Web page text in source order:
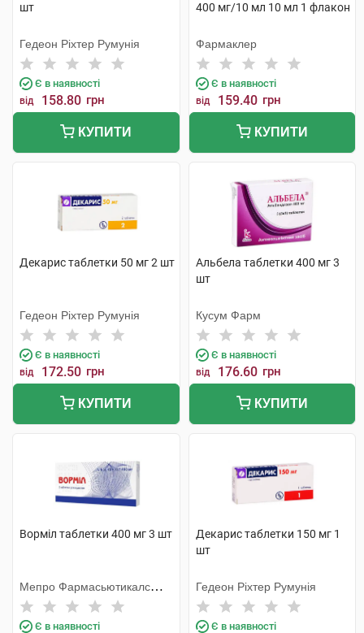
шт
Гедеон Ріхтер Румунія
Є в наявності
від 158.80 грн
КУПИТИ
400 мг/10 мл 10 мл 1 флакон
Фармаклер
Є в наявності
від 159.40 грн
КУПИТИ
Декарис таблетки 50 мг 2 шт
Гедеон Ріхтер Румунія
Є в наявності
від 172.50 грн
КУПИТИ
Альбела таблетки 400 мг 3
шт
Кусум Фарм
Є в наявності
від 176.60 грн
КУПИТИ
Ворміл таблетки 400 мг 3 шт
Мепро Фармасьютикалс
Пріват
Є в наявності
Декарис таблетки 150 мг 1
шт
Гедеон Ріхтер Румунія
Є в наявності